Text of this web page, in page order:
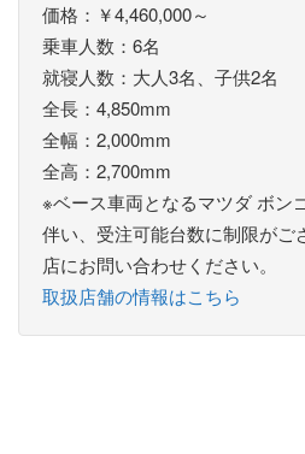
価格：￥4,460,000～
乗車人数：6名
就寝人数：大人3名、子供2名
全長：4,850mm
全幅：2,000mm
全高：2,700mm
※ベース車両となるマツダ ボン
伴い、受注可能台数に制限がご
店にお問い合わせください。
取扱店舗の情報はこちら